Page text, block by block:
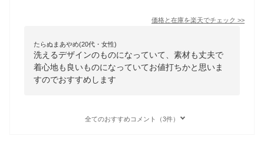
価格と在庫を楽天でチェック >>
たらぬまあやめ(20代・女性)
洗えるデザインのものになっていて、素材も丈夫で
着心地も良いものになっていてお値打ちかと思いま
すのでおすすめします
全てのおすすめコメント（3件）